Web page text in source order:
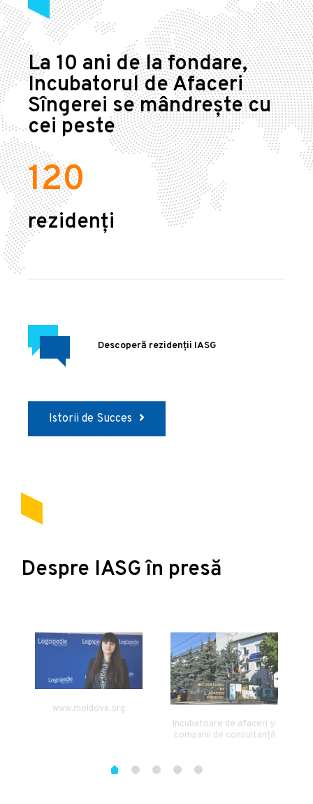
La 10 ani de la fondare,
Incubatorul de Afaceri
Sîngerei se mândrește cu
cei peste
120
rezidenți
Descoperă rezidenții IASG
Istorii de Succes
Despre IASG în presă
www.moldova.org
Incubatoare de afaceri și
companii de consultanță